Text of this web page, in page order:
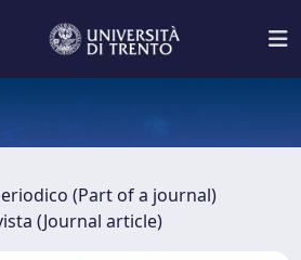
(Part of a journal)
(Journal article)